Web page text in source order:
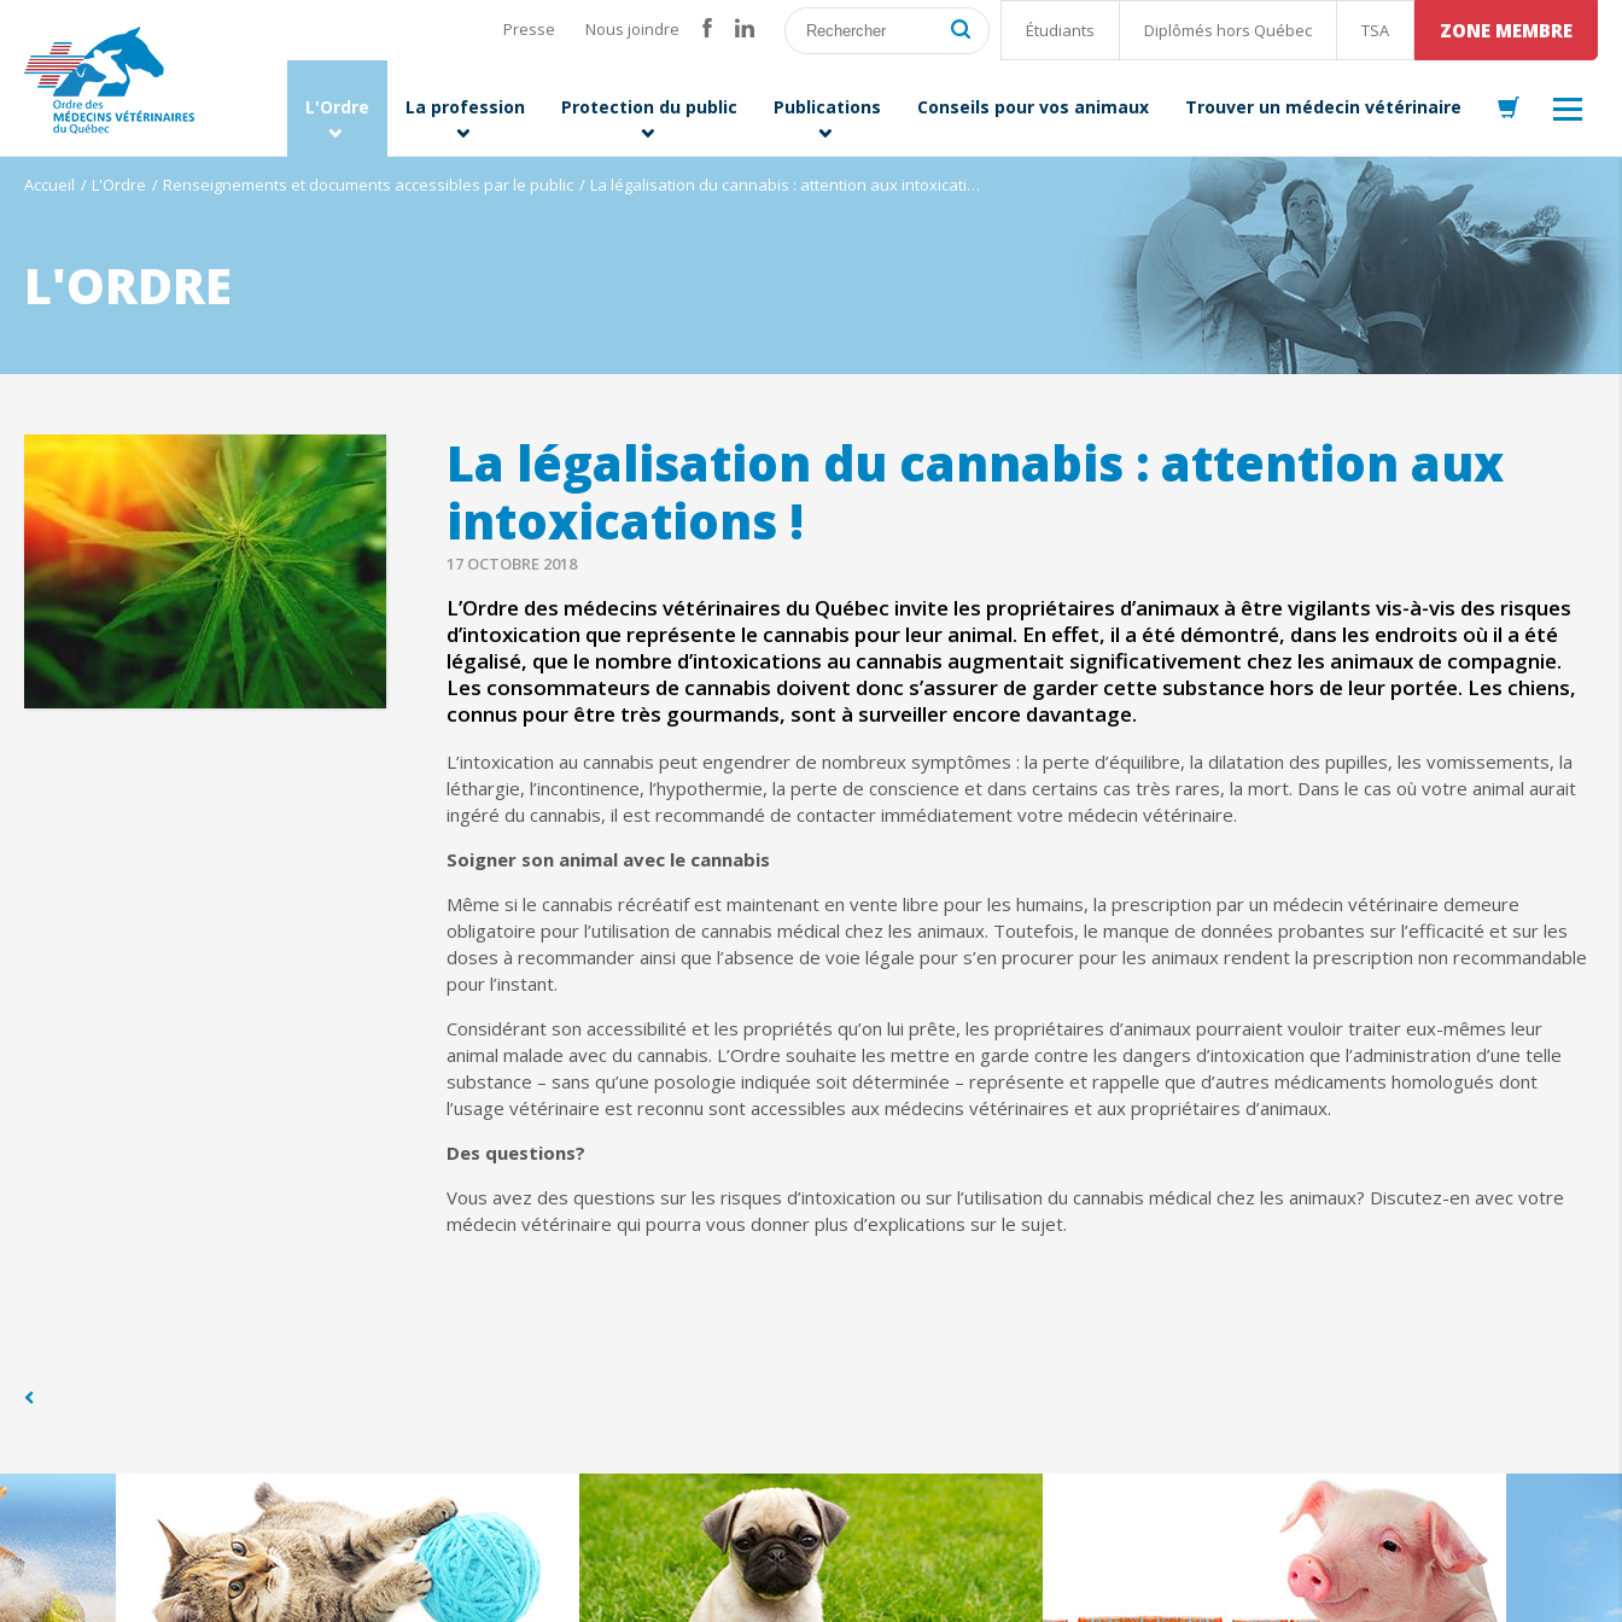
Presse Nous joindre Étudiants Diplômés hors Québec TSA ZONE MEMBRE
L'Ordre La profession Protection du public Publications Conseils pour vos animaux Trouver un médecin vétérinaire
Accueil L'Ordre Renseignements et documents accessibles par le public La légalisation du cannabis : attention aux intoxications !
L'ORDRE
La légalisation du cannabis : attention aux
intoxications !
17 OCTOBRE 2018
L’Ordre des médecins vétérinaires du Québec invite les propriétaires d’animaux à être vigilants vis-à-vis des risques
d’intoxication que représente le cannabis pour leur animal. En effet, il a été démontré, dans les endroits où il a été
légalisé, que le nombre d’intoxications au cannabis augmentait significativement chez les animaux de compagnie.
Les consommateurs de cannabis doivent donc s’assurer de garder cette substance hors de leur portée. Les chiens,
connus pour être très gourmands, sont à surveiller encore davantage.
L’intoxication au cannabis peut engendrer de nombreux symptômes : la perte d’équilibre, la dilatation des pupilles, les vomissements, la
léthargie, l’incontinence, l’hypothermie, la perte de conscience et dans certains cas très rares, la mort. Dans le cas où votre animal aurait
ingéré du cannabis, il est recommandé de contacter immédiatement votre médecin vétérinaire.
Soigner son animal avec le cannabis
Même si le cannabis récréatif est maintenant en vente libre pour les humains, la prescription par un médecin vétérinaire demeure
obligatoire pour l’utilisation de cannabis médical chez les animaux. Toutefois, le manque de données probantes sur l’efficacité et sur les
doses à recommander ainsi que l’absence de voie légale pour s’en procurer pour les animaux rendent la prescription non recommandable
pour l’instant.
Considérant son accessibilité et les propriétés qu’on lui prête, les propriétaires d’animaux pourraient vouloir traiter eux-mêmes leur
animal malade avec du cannabis. L’Ordre souhaite les mettre en garde contre les dangers d’intoxication que l’administration d’une telle
substance – sans qu’une posologie indiquée soit déterminée – représente et rappelle que d’autres médicaments homologués dont
l’usage vétérinaire est reconnu sont accessibles aux médecins vétérinaires et aux propriétaires d’animaux.
Des questions?
Vous avez des questions sur les risques d’intoxication ou sur l’utilisation du cannabis médical chez les animaux? Discutez-en avec votre
médecin vétérinaire qui pourra vous donner plus d’explications sur le sujet.